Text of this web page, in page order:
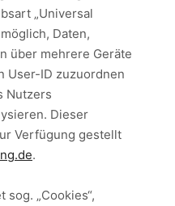
„Universal
Daten,
über mehrere Geräte
User-ID zuzuordnen
Nutzers
Dieser
Verfügung gestellt
.
„Cookies“,